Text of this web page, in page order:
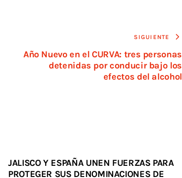
SIGUIENTE
Año Nuevo en el CURVA: tres personas
detenidas por conducir bajo los
efectos del alcohol
JALISCO Y ESPAÑA UNEN FUERZAS PARA
PROTEGER SUS DENOMINACIONES DE